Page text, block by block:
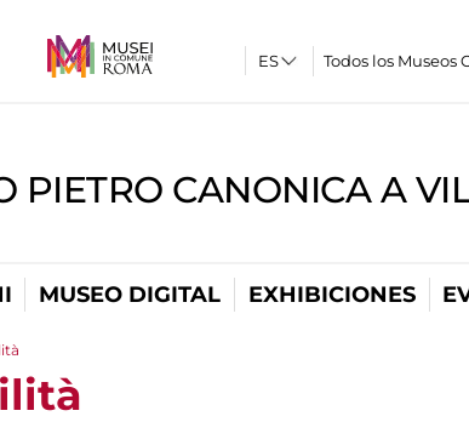
Todos los Museos
PIETRO CANONICA A
MUSEO DIGITAL EXHIBICIONES